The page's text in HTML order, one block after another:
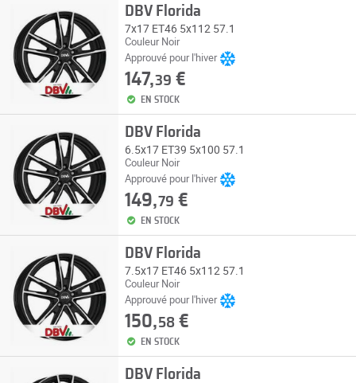
DBV Florida
7x17 ET46 5x112 57.1
Couleur Noir
Approuvé pour l'hiver
147,39 €
EN STOCK
DBV Florida
6.5x17 ET39 5x100 57.1
Couleur Noir
Approuvé pour l'hiver
149,79 €
EN STOCK
DBV Florida
7.5x17 ET46 5x112 57.1
Couleur Noir
Approuvé pour l'hiver
150,58€
EN STOCK
DBV Florida